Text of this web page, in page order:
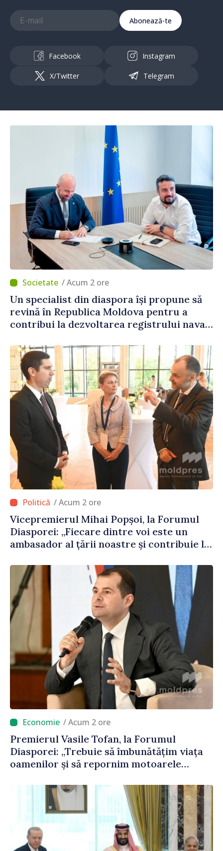
Abonează-te
Facebook Instagram
X/Twitter Telegram
/ Acum 2 ore
Un specialist din diaspora își propune să
revină în Republica Moldova pentru a
contribui la dezvoltarea registrului naval
/ Acum 2 ore
Vicepremierul Mihai Popșoi, la Forumul
Diasporei: „Fiecare dintre voi este un
ambasador al țării noastre și contribuie la
/ Acum 2 ore
Premierul Vasile Tofan, la Forumul
Diasporei: „Trebuie să îmbunătățim viața
oamenilor și să repornim motoarele